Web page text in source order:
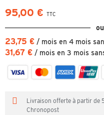
95,00 € TTC
ou
23,75 € / mois en 4 mois
31,67 € / mois en 3 mois
Livraison offerte à partir de
Chronopost